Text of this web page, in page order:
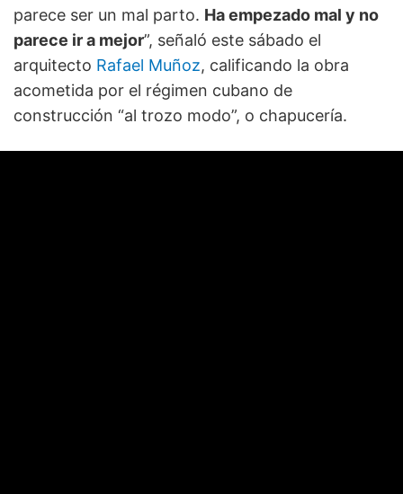
parece ser un mal parto. Ha empezado mal y no
parece ir a mejor”, señaló este sábado el
arquitecto Rafael Muñoz, calificando la obra
acometida por el régimen cubano de
construcción “al trozo modo”, o chapucería.